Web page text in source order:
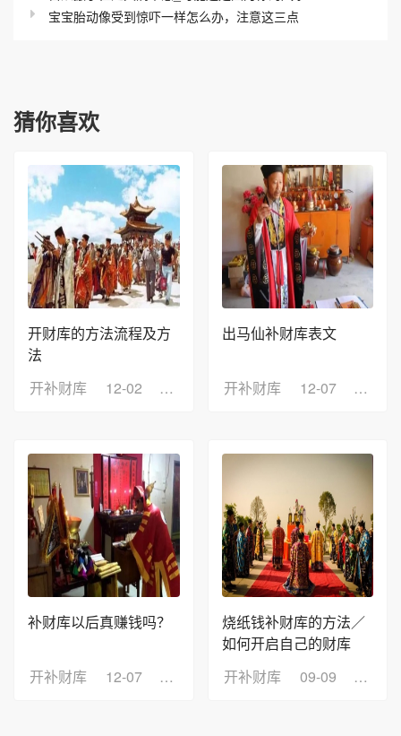
宝宝胎动像受到惊吓一样怎么办，注意这三点
猜你喜欢
开财库的方法流程及方
法
开补财库
12-02 浏览：17
出马仙补财库表文
开补财库 12-07 浏览
补财库以后真赚钱吗？
开补财库 12-07 浏览：5
烧纸钱补财库的方法／
如何开启自己的财库
开补财库
09-09 浏览